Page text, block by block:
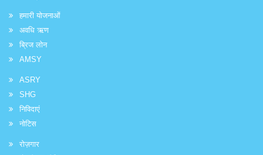
हमारी योजनाओं
अवधि ऋण
ब्रिज लोन
AMSY
ASRY
SHG
निविदाएं
नोटिस
रोज़गार